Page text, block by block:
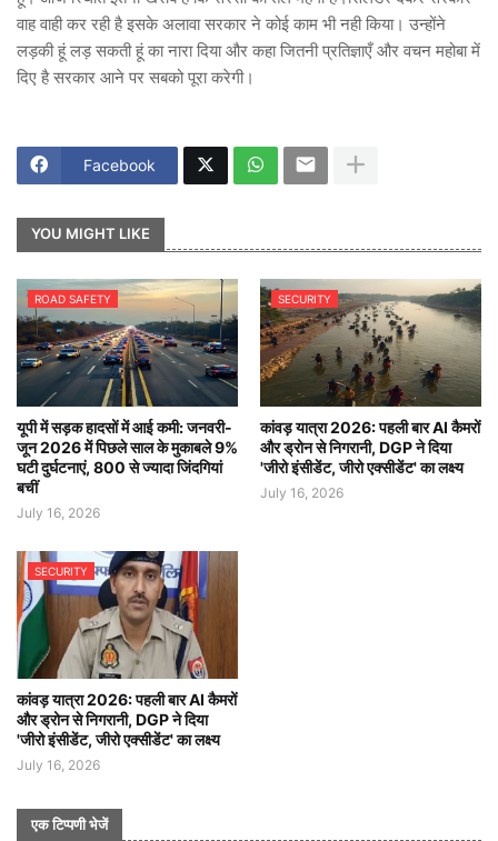
वाह वाही कर रही है इसके अलावा सरकार ने कोई काम भी नही किया। उन्होंने
लड़की हूं लड़ सकती हूं का नारा दिया और कहा जितनी प्रतिज्ञाएँ और वचन महोबा में
दिए है सरकार आने पर सबको पूरा करेगी।
Facebook
YOU MIGHT LIKE
ROAD SAFETY
यूपी में सड़क हादसों में आई कमी: जनवरी-
जून 2026 में पिछले साल के मुकाबले 9%
घटी दुर्घटनाएं, 800 से ज्यादा जिंदगियां
बचीं
July 16, 2026
SECURITY
कांवड़ यात्रा 2026: पहली बार AI कैमरों
और ड्रोन से निगरानी, DGP ने दिया
'जीरो इंसीडेंट, जीरो एक्सीडेंट' का लक्ष्य
July 16, 2026
SECURITY
कांवड़ यात्रा 2026: पहली बार AI कैमरों
और ड्रोन से निगरानी, DGP ने दिया
'जीरो इंसीडेंट, जीरो एक्सीडेंट' का लक्ष्य
July 16, 2026
एक टिप्पणी भेजें